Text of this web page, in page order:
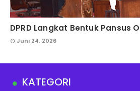
DPRD Langkat Bentuk Pansus
Juni 24, 2026
KATEGORI